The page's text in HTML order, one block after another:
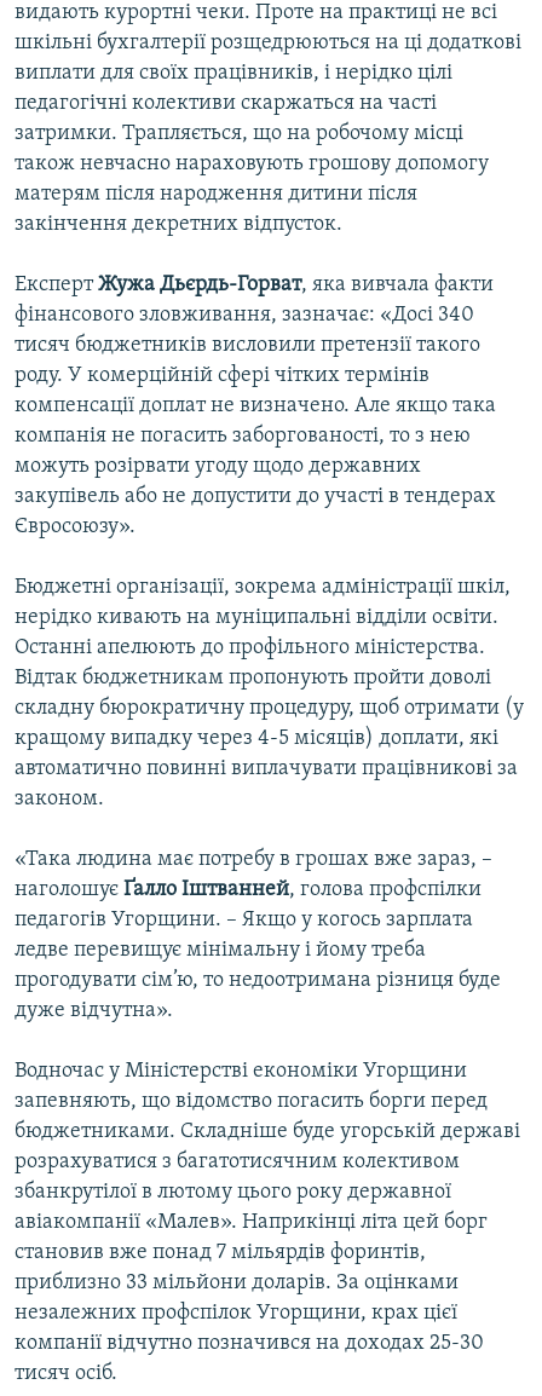
видають курортні чеки. Проте на практиці не всі
шкільні бухгалтерії розщедрюються на ці додаткові
виплати для своїх працівників, і нерідко цілі
педагогічні колективи скаржаться на часті
затримки. Трапляється, що на робочому місці
також невчасно нараховують грошову допомогу
матерям після народження дитини після
закінчення декретних відпусток.
ЕкспертЖужа Дьєрдь-Горват, яка вивчала факти
фінансового зловживання, зазначає: «Досі 340
тисяч бюджетників висловили претензії такого
роду. У комерційній сфері чітких термінів
компенсації доплат не визначено. Але якщо така
компанія не погасить заборгованості, то з нею
можуть розірвати угоду щодо державних
закупівель або не допустити до участі в тендерах
Євросоюзу».
Бюджетні організації, зокрема адміністрації шкіл,
нерідко кивають на муніципальні відділи освіти.
Останні апелюють до профільного міністерства.
Відтак бюджетникам пропонують пройти доволі
складну бюрократичну процедуру, щоб отримати (у
кращому випадку через 4-5 місяців) доплати, які
автоматично повинні виплачувати працівникові за
законом.
«Така людина має потребу в грошах вже зараз, –
наголошує Ґалло Іштванней, голова профспілки
педагогів Угорщини. – Якщо у когось зарплата
ледве перевищує мінімальну і йому треба
прогодувати сім’ю, то недоотримана різниця буде
дуже відчутна».
Водночас у Міністерстві економіки Угорщини
запевняють, що відомство погасить борги перед
бюджетниками. Складніше буде угорській державі
розрахуватися з багатотисячним колективом
збанкрутілої в лютому цього року державної
авіакомпанії «Малев». Наприкінці літа цей борг
становив вже понад 7 мільярдів форинтів,
приблизно 33 мільйони доларів. За оцінками
незалежних профспілок Угорщини, крах цієї
компанії відчутно позначився на доходах 25-30
тисяч осіб.